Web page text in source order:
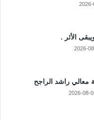
الأثر .
2026-
معالي راشد الراجح
2026-08-